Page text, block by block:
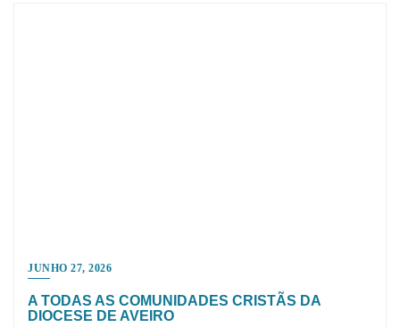
JUNHO 27, 2026
A TODAS AS COMUNIDADES CRISTÃS DA
DIOCESE DE AVEIRO